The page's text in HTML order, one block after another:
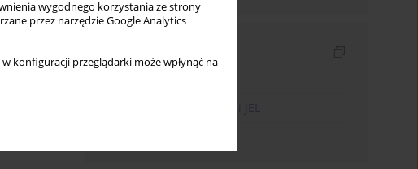
wygodnego korzystania ze strony
przez narzędzie Google Analytics
konfiguracji przeglądarki może wpłynąć na